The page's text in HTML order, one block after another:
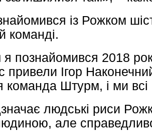
із Рожком
команді.
я познайомився 2018
привели Ігор
команда Штурм, і ми
людські риси
але